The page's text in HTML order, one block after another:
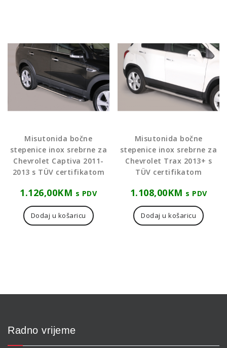
Misutonida bočne
stepenice inox srebrne za
Chevrolet Captiva 2011-
2013 s TÜV certifikatom
1.126,00KM s PDV
Dodaj u košaricu
Misutonida bočne
stepenice inox srebrne za
Chevrolet Trax 2013+ s
TÜV certifikatom
1.108,00KM s PDV
Dodaj u košaricu
Radno vrijeme